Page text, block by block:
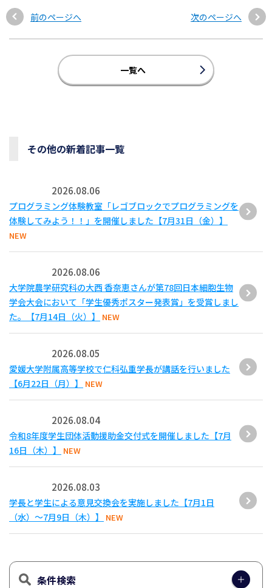
前のページへ 次のページへ
一覧へ
その他の新着記事一覧
2026.08.06
プログラミング体験教室「レゴブロックでプログラミングを
体験してみよう！！」を開催しました【7月31日（金）】
NEW
2026.08.06
大学院農学研究科の大西 香奈恵さんが第78回日本細胞生物
学会大会において「学生優秀ポスター発表賞」を受賞しまし
た。【7月14日（火）】
NEW
2026.08.05
愛媛大学附属高等学校で仁科弘重学長が講話を行いました
【6月22日（月）】
NEW
2026.08.04
令和8年度学生団体活動援助金交付式を開催しました【7月
16日（木）】
NEW
2026.08.03
学長と学生による意見交換会を実施しました【7月1日
（水）～7月9日（木）】
NEW
条件検索